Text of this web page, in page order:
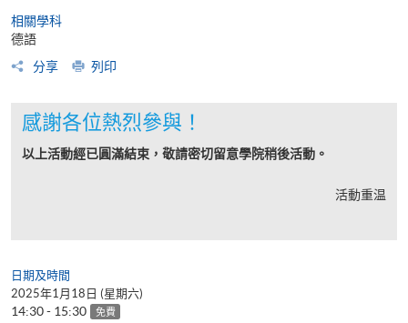
相關學科
德語
分享
列印
感謝各位熱烈參與！
以上活動經已圓滿結束，敬請密切留意學院稍後活動。
活動重温
日期及時間
2025年1月18日 (星期六)
14:30 - 15:30 免費